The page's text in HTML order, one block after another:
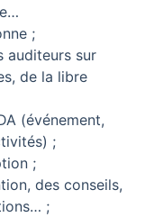
;
auditeurs sur
de la libre
(événement,
;
;
des conseils,
;